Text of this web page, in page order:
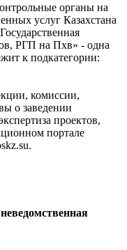
органы на
услуг Казахстана
РГП на Пхв» - одна
к подкатегории:
комиссии,
о заведении
проектов,
портале